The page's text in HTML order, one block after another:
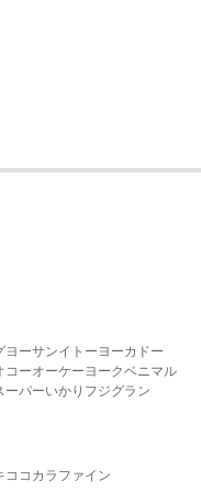
ヨーサンイトーヨーカドー
コーオーケー ヨークベニマル
ーパーいかり フジグラン
ココカラファイン